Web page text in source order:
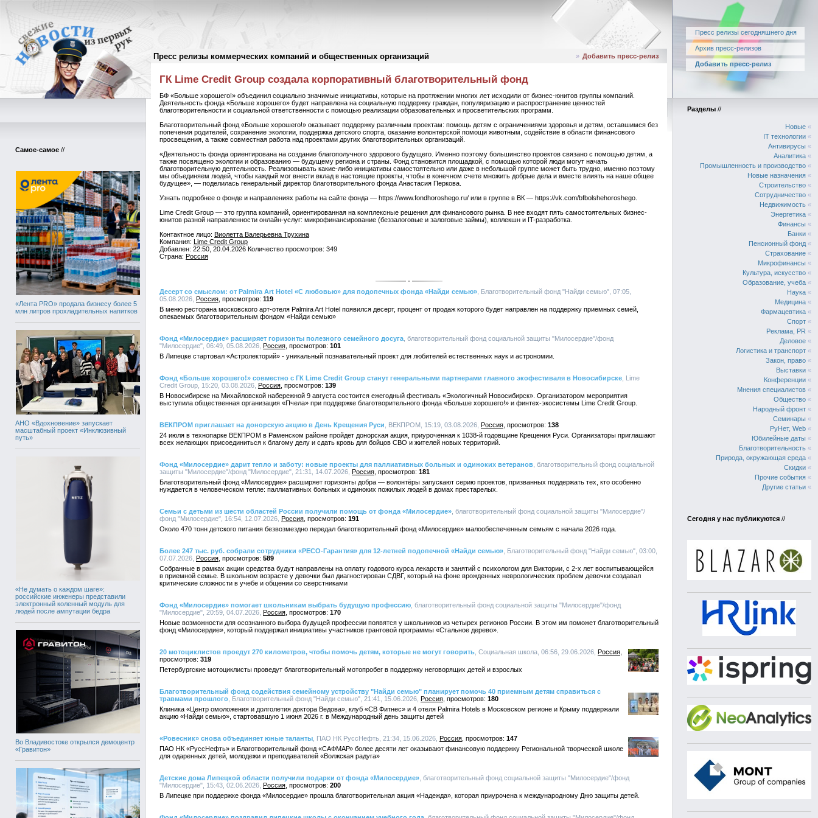
Пресс релизы коммерческих компаний и общественных организаций
Пресс релизы сегодняшнего дня
Архив пресс-релизов
Добавить пресс-релиз
Самое-самое //
«Лента PRO» продала бизнесу более 5
млн литров прохладительных напитков
АНО «Вдохновение» запускает
масштабный проект «Инклюзивный
путь»
«Не думать о каждом шаге»:
российские инженеры представили
электронный коленный модуль для
людей после ампутации бедра
Во Владивостоке открылся демоцентр
«Гравитон»
Пресс-релизы// » Добавить пресс-релиз
ГК Lime Credit Group создала корпоративный благотворительный фонд
БФ «Больше хорошего!» объединил социально значимые инициативы, которые на протяжении многих лет исходили от бизнес-юнитов группы компаний.
Деятельность фонда «Больше хорошего» будет направлена на социальную поддержку граждан, популяризацию и распространение ценностей
благотворительности и социальной ответственности с помощью реализации образовательных и просветительских программ.
Благотворительный фонд «Больше хорошего!» оказывает поддержку различным проектам: помощь детям с ограничениями здоровья и детям, оставшимся без
попечения родителей, сохранение экологии, поддержка детского спорта, оказание волонтерской помощи животным, содействие в области финансового
просвещения, а также совместная работа над проектами других благотворительных организаций.
«Деятельность фонда ориентирована на создание благополучного здорового будущего. Именно поэтому большинство проектов связано с помощью детям, а
также посвящено экологии и образованию — будущему региона и страны. Фонд становится площадкой, с помощью которой люди могут начать
благотворительную деятельность. Реализовывать какие-либо инициативы самостоятельно или даже в небольшой группе может быть трудно, именно поэтому
мы объединяем людей, чтобы каждый мог внести вклад в настоящие проекты, чтобы в конечном счете множить добрые дела и вместе влиять на наше общее
будущее», — поделилась генеральный директор благотворительного фонда Анастасия Перкова.
Узнать подробнее о фонде и направлениях работы на сайте фонда — https://www.fondhoroshego.ru/ или в группе в ВК — https://vk.com/bfbolshehoroshego.
Lime Credit Group — это группа компаний, ориентированная на комплексные решения для финансового рынка. В нее входят пять самостоятельных бизнес-
юнитов разной направленности онлайн-услуг: микрофинансирование (беззалоговые и залоговые займы), коллекшн и IT-разработка.
Контактное лицо: Виолетта Валерьевна Трухина
Компания: Lime Credit Group
Добавлен: 22:50, 20.04.2026 Количество просмотров: 349
Страна: Россия
Десерт со смыслом: от Palmira Art Hotel «С любовью» для подопечных фонда «Найди семью» , Благотворительный фонд "Найди семью", 07:05,
05.08.2026, Россия
119
В меню ресторана московского арт-отеля Palmira Art Hotel появился десерт, процент от продаж которого будет направлен на поддержку приемных семей,
опекаемых благотворительным фондом «Найди семью»
Фонд «Милосердие» расширяет горизонты полезного семейного досуга , благотворительный фонд социальной защиты "Милосердие"/фонд
"Милосердие", 06:49, 05.08.2026, Россия
101
В Липецке стартовал «Астролекторий» - уникальный познавательный проект для любителей естественных наук и астрономии.
Фонд «Больше хорошего!» совместно с ГК Lime Credit Group станут генеральными партнерами главного экофестиваля в Новосибирске , Lime
Credit Group, 15:20, 03.08.2026, Россия
139
В Новосибирске на Михайловской набережной 9 августа состоится ежегодный фестиваль «Экологичный Новосибирск». Организатором мероприятия
выступила общественная организация «Пчела» при поддержке благотворительного фонда «Больше хорошего!» и финтех-экосистемы Lime Credit Group.
ВЕКПРОМ приглашает на донорскую акцию в День Крещения Руси , ВЕКПРОМ, 15:19, 03.08.2026, Россия
138
24 июля в технопарке ВЕКПРОМ в Раменском районе пройдет донорская акция, приуроченная к 1038-й годовщине Крещения Руси. Организаторы приглашают
всех желающих присоединиться к благому делу и сдать кровь для бойцов СВО и жителей новых территорий.
Фонд «Милосердие» дарит тепло и заботу: новые проекты для паллиативных больных и одиноких ветеранов , благотворительный фонд социальной
защиты "Милосердие"/фонд "Милосердие", 21:31, 14.07.2026, Россия
181
Благотворительный фонд «Милосердие» расширяет горизонты добра — волонтёры запускают серию проектов, призванных поддержать тех, кто особенно
нуждается в человеческом тепле: паллиативных больных и одиноких пожилых людей в домах престарелых.
Семьи с детьми из шести областей России получили помощь от фонда «Милосердие» , благотворительный фонд социальной защиты "Милосердие"/
фонд "Милосердие", 16:54, 12.07.2026, Россия
191
Около 470 тонн детского питания безвозмездно передал благотворительный фонд «Милосердие» малообеспеченным семьям с начала 2026 года.
Более 247 тыс. руб. собрали сотрудники «РЕСО-Гарантия» для 12-летней подопечной «Найди семью» , Благотворительный фонд "Найди семью", 03:00,
07.07.2026, Россия
589
Собранные в рамках акции средства будут направлены на оплату годового курса лекарств и занятий с психологом для Виктории, с 2-х лет воспитывающейся
в приемной семье. В школьном возрасте у девочки был диагностирован СДВГ, который на фоне врожденных неврологических проблем девочки создавал
критические сложности в учебе и общении со сверстниками
Фонд «Милосердие» помогает школьникам выбрать будущую профессию , благотворительный фонд социальной защиты "Милосердие"/фонд
"Милосердие", 20:59, 04.07.2026, Россия
170
Новые возможности для осознанного выбора будущей профессии появятся у школьников из четырех регионов России. В этом им поможет благотворительный
фонд «Милосердие», который поддержал инициативы участников грантовой программы «Стальное дерево».
20 мотоциклистов проедут 270 километров, чтобы помочь детям, которые не могут говорить , Социальная школа, 06:56, 29.06.2026, Россия
319
Петербургские мотоциклисты проведут благотворительный мотопробег в поддержку неговорящих детей и взрослых
Благотворительный фонд содействия семейному устройству "Найди семью" планирует помочь 40 приемным детям справиться с
травмами прошлого , Благотворительный фонд "Найди семью", 21:41, 15.06.2026, Россия
180
Клиника «Центр омоложения и долголетия доктора Ведова», клуб «СВ Фитнес» и 4 отеля Palmira Hotels в Московском регионе и Крыму поддержали
акцию «Найди семью», стартовавшую 1 июня 2026 г. в Международный день защиты детей
«Ровесник» снова объединяет юные таланты , ПАО НК РуссНефть, 21:34, 15.06.2026, Россия
147
ПАО НК «РуссНефть» и Благотворительный фонд «САФМАР» более десяти лет оказывают финансовую поддержку Региональной творческой школе
для одаренных детей, молодежи и преподавателей «Волжская радуга»
Детские дома Липецкой области получили подарки от фонда «Милосердие» , благотворительный фонд социальной защиты "Милосердие"/фонд
"Милосердие", 15:43, 02.06.2026, Россия
200
В Липецке при поддержке фонда «Милосердие» прошла благотворительная акция «Надежда», которая приурочена к международному Дню защиты детей.
Разделы //
Новые «
IT технологии «
Антивирусы «
Аналитика «
Промышленность и производство «
Новые назначения «
Строительство «
Сотрудничество «
Недвижимость «
Энергетика «
Финансы «
Банки «
Пенсионный фонд «
Страхование «
Микрофинансы «
Культура, искусство «
Образование, учеба «
Наука «
Медицина «
Фармацевтика «
Спорт «
Реклама, PR «
Деловое «
Логистика и транспорт «
Закон, право «
Выставки «
Конференции «
Мнения специалистов «
Общество «
Народный фронт «
Семинары «
РуНет, Web «
Юбилейные даты «
Благотворительность «
Природа, окружающая среда «
Скидки «
Прочие события «
Другие статьи «
Сегодня у нас публикуются //